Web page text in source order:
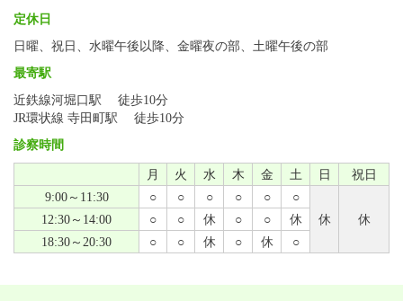
定休日
日曜、祝日、水曜午後以降、金曜夜の部、土曜午後の部
最寄駅
近鉄線河堀口駅 徒歩10分
JR環状線 寺田町駅 徒歩10分
診察時間
月 火 水 木 金 土 日
祝日
9:00～11:30
○ ○ ○ ○ ○
○
休
休
12:30～14:00 ○ ○ 休 ○ ○
休
18:30～20:30
○ ○ 休 ○ 休 ○